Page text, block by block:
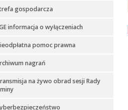
gospodarcza
informacja o wyłączeniach
pomoc prawna
nagrań
na żywo obrad sesji Rady